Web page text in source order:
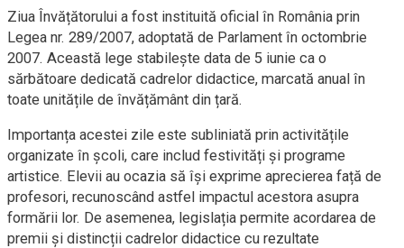
Ziua Învățătorului a fost instituită oficial în România prin
Legea nr. 289/2007, adoptată de Parlament în octombrie
2007. Această lege stabilește data de 5 iunie ca o
sărbătoare dedicată cadrelor didactice, marcată anual în
toate unitățile de învățământ din țară.
Importanța acestei zile este subliniată prin activitățile
organizate în școli, care includ festivități și programe
artistice. Elevii au ocazia să își exprime aprecierea față de
profesori, recunoscând astfel impactul acestora asupra
formării lor. De asemenea, legislația permite acordarea de
premii și distincții cadrelor didactice cu rezultate